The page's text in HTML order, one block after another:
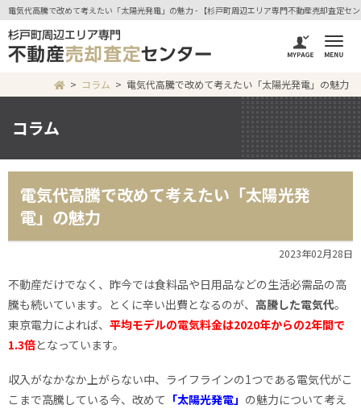
電気代高騰で改めて考えたい「太陽光発電」の魅力 - 【杉戸町周辺エリア専門不動産売却査定セ
コラム 電気代高騰で改めて考えたい「太陽光発電」の魅力
コラム
電気代高騰で改めて考えたい「太陽光発
電」の魅力
2023年02月28日
不動産だけでなく、昨今では食料品や日用品などの生活必需品の高
騰も続いています。とくに辛い出費となるのが、 高騰した電気代。
東京電力によれば、 平均モデルの電気料金は2020年からの2年間で
1.3倍となっています。
収入がなかなか上がらない中、ライフラインの1つである電気代がこ
こまで高騰している今、改めて 「太陽光発電」 の魅力について考え